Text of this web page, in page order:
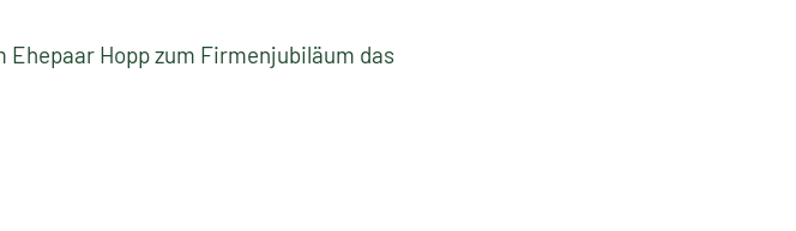
Hopp zum Firmenjubiläum das